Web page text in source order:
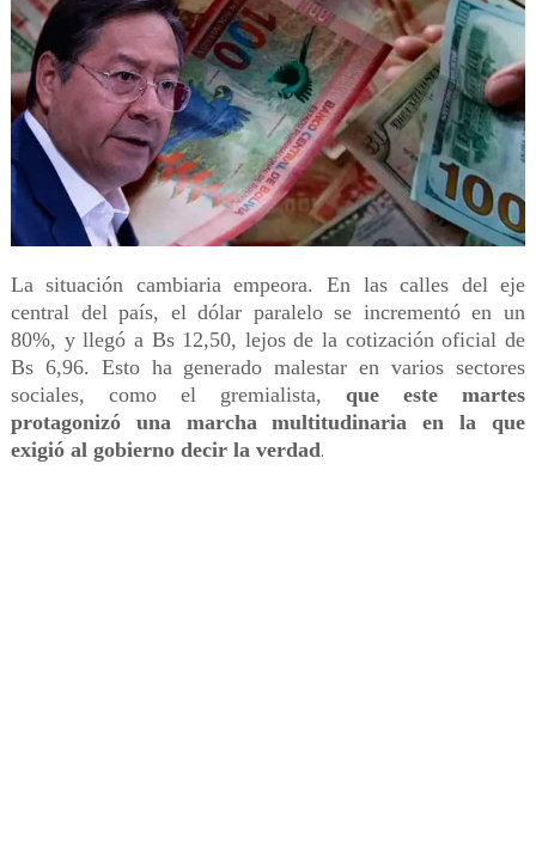
La situación cambiaria empeora. En las calles del eje
central del país, el dólar paralelo se incrementó en un
80%, y llegó a Bs 12,50, lejos de la cotización oficial de
Bs 6,96. Esto ha generado malestar en varios sectores
sociales, como el gremialista,que este martes
protagonizó una marcha multitudinaria en la que
exigió al gobierno decir la verdad.